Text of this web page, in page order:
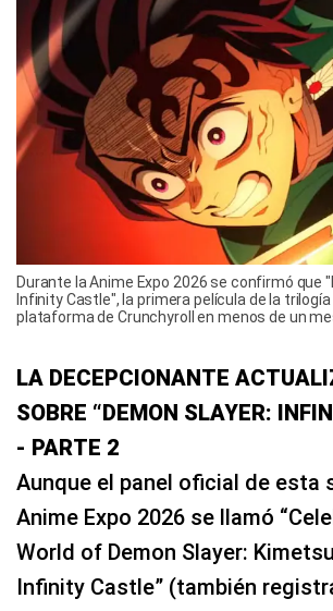
Durante la Anime Expo 2026 se confirmó que
Infinity Castle", la primera película de la
plataforma de Crunchyroll en menos de un
LA DECEPCIONANTE
SOBRE “DEMON SLAYER:
- PARTE 2
Aunque el panel oficial de esta
Anime Expo 2026 se llamó
World of Demon Slayer:
Infinity Castle” (también